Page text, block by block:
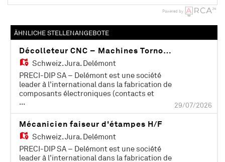
Powered by
ÄHNLICHE STELLENANGEBOTE
Décolleteur CNC – Machines Tornos SwissNano
Schweiz,Jura, Delémont
PRECI-DIP SA – Delémont est une société
leader à l'international dans la fabrication de
composants électroniques (contacts et
connecteurs). Certifiée ISO 9001, ISO 14001, EN
9100 et IATF 16949, elle compte plus de 500
collaborateurs et est active dans les domaines
industriels, aéronautiques, automobiles,
médicaux et informatiques. PRECI-DIP SA
développe et construit ses propres moyens de
production (machines de décolletage, reprise,
... 29/07/2026
Mécanicien faiseur d'étampes H/F
Schweiz,Jura, Delémont
PRECI-DIP SA – Delémont est une société
leader à l'international dans la fabrication de